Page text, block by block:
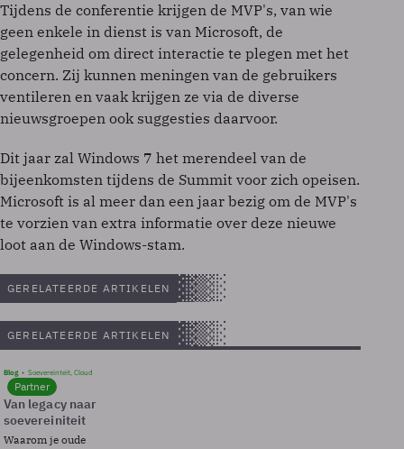
Tijdens de conferentie krijgen de MVP's, van wie
geen enkele in dienst is van Microsoft, de
gelegenheid om direct interactie te plegen met het
concern. Zij kunnen meningen van de gebruikers
ventileren en vaak krijgen ze via de diverse
nieuwsgroepen ook suggesties daarvoor.
Dit jaar zal Windows 7 het merendeel van de
bijeenkomsten tijdens de Summit voor zich opeisen.
Microsoft is al meer dan een jaar bezig om de MVP's
te vorzien van extra informatie over deze nieuwe
loot aan de Windows-stam.
GERELATEERDE ARTIKELEN
GERELATEERDE ARTIKELEN
Blog Soevereinteit, Cloud
Partner
Van legacy naar
soevereiniteit
Waarom je oude